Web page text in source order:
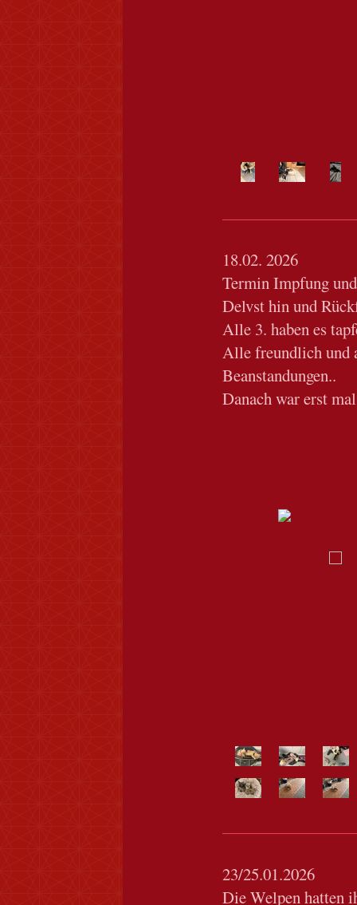
18.02. 2026
Termin Impfung
Delvst hin und
Alle 3. haben es
Alle freundlich und
Beanstandungen..
Danach war erst
23/25.01.2026
Die Welpen hatten